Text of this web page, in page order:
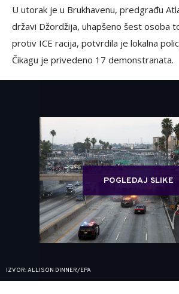
U utorak je u Brukhavenu, predgrađu
državi Džordžija, uhapšeno šest osoba
protiv ICE racija, potvrdila je lokalna
Čikagu je privedeno 17 demonstranata.
POGLEDAJ SLIKE
IZVOR: ALLISON DINNER/EPA